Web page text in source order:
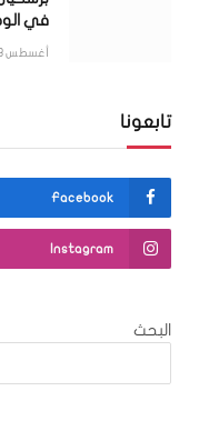
في
أغسطس 8, 2026
تابعونا
Facebook
Instagram
البحث